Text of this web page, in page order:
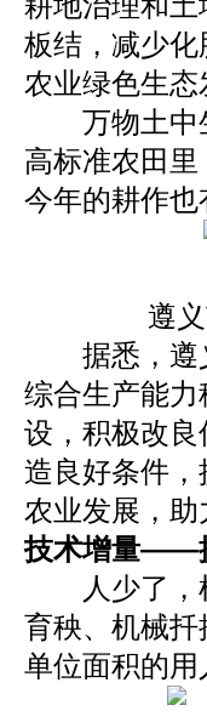
板结，减少
农业绿色生
万物土中生
高标准农田
今年的耕作也
遵义市
据悉，遵义
综合生产能
设，积极改
造良好条件，
农业发展，助
技术增量——
人少了，机
育秧、机械
单位面积的用